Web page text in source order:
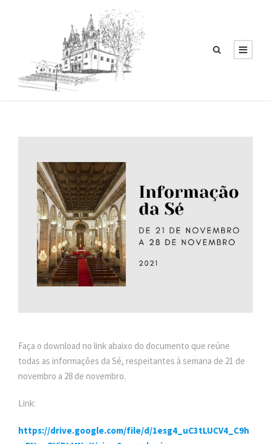
Faça o download no link abaixo do documento que reúne
todas as informações da Sé, respeitantes à semana de 21 de
novembro a 28 de novembro.
Link:
https://drive.google.com/file/d/1esg4_uC3tLUCV4_C9h